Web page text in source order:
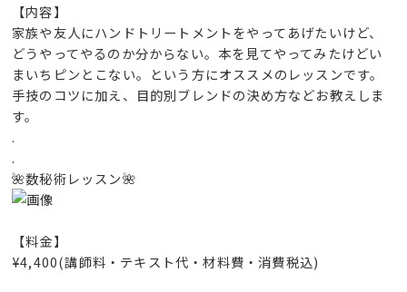
【内容】
家族や友人にハンドトリートメントをやってあげたいけど、
どうやってやるのか分からない。本を見てやってみたけどい
まいちピンとこない。という方にオススメのレッスンです。
手技のコツに加え、目的別ブレンドの決め方などお教えしま
す。
.
.
🌺数秘術レッスン🌺
【料金】
¥4,400(講師料・テキスト代・材料費・消費税込)